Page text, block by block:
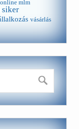
online mlm
siker
vásárlás